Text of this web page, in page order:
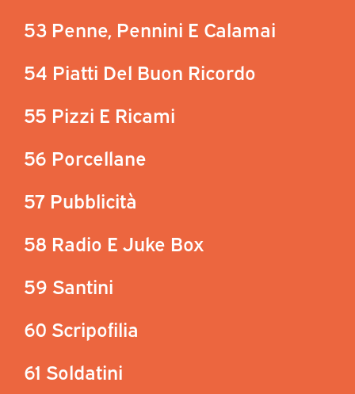
53 Penne, Pennini E Calamai
54 Piatti Del Buon Ricordo
55 Pizzi E Ricami
56 Porcellane
57 Pubblicità
58 Radio E Juke Box
59 Santini
60 Scripofilia
61 Soldatini